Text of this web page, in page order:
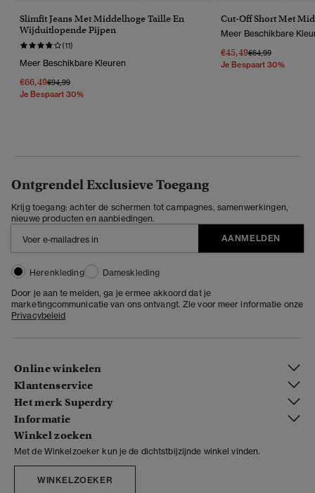
Slimfit Jeans Met Middelhoge Taille En
Wijduitlopende Pijpen
(11)
Meer Beschikbare Kleuren
€66,49Prijs Verlaagd Van
€94,99Naar
Je Bespaart 30%
Cut-Off Short Met
Meer Beschikbare
€45,49Prijs Verlaagd Van
€64,99Naar
Je Bespaart 30%
Ontgrendel Exclusieve Toegang
Krijg toegang: achter de schermen tot campagnes, samenwerkingen,
nieuwe producten en aanbiedingen.
AANMELDEN
Herenkleding
Dameskleding
Door je aan te melden, ga je ermee akkoord dat je
marketingcommunicatie van ons ontvangt. Zie voor meer informatie onze
Privacybeleid
Online winkelen
Klantenservice
Het merk Superdry
Informatie
Winkel zoeken
Met de Winkelzoeker kun je de dichtstbijzijnde winkel vinden.
WINKELZOEKER